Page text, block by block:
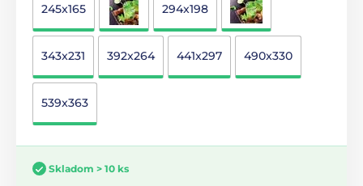
245x165 294x198
343x231 392x264 441x297 490x330
539x363
Skladom > 10 ks